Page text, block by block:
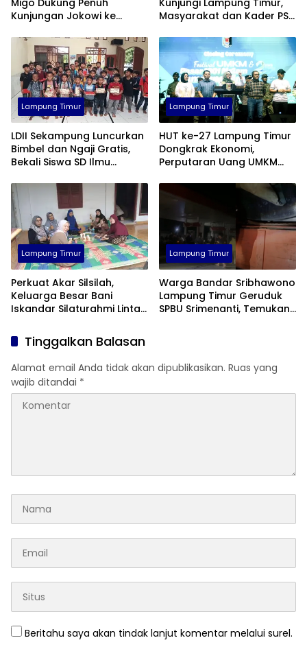
Kunjungan Jokowi ke
Masyarakat dan Kader PSI
Lampung Timur
LDII Sekampung Luncurkan
Bimbel dan Ngaji Gratis,
Bekali Siswa SD Ilmu
Lampung Timur
HUT ke-27 Lampung Timur
Dongkrak Ekonomi,
Perputaran Uang UMKM
Lampung Timur
Perkuat Akar Silsilah,
Keluarga Besar Bani
Iskandar Silaturahmi Lintas
Lampung Timur
Warga Bandar Sribhawono
Lampung Timur Geruduk
SPBU Srimenanti, Temukan
Tinggalkan Balasan
Alamat email Anda tidak akan dipublikasikan. Ruas yang
wajib ditandai *
Beritahu saya akan tindak lanjut komentar melalui surel.